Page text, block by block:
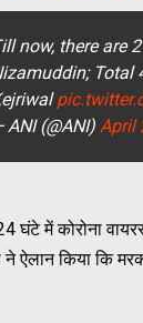
now, there are
Total
ANI (@ANI) April
घंटे में कोरोना
ऐलान किया कि